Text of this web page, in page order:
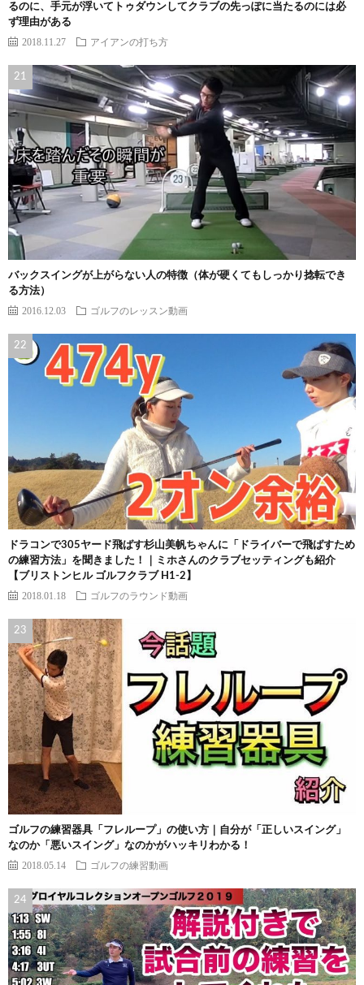
るのに、手元が浮いてトゥダウンしてクラブの先っぽに当たるのには必
ず理由がある
2018.11.27 アイアンの打ち方
バックスイングが上がらない人の特徴（体が硬くてもしっかり捻転でき
る方法）
2016.12.03 ゴルフのレッスン動画
ドラコンで305ヤード飛ばす杉山美帆ちゃんに「ドライバーで飛ばすため
の練習方法」を聞きました！｜ミホさんのクラブセッティングも紹介
【ブリストンヒル ゴルフクラブ H1-2】
2018.01.18 ゴルフのラウンド動画
ゴルフの練習器具「フレループ」の使い方｜自分が「正しいスイング」
なのか「悪いスイング」なのかがハッキリわかる！
2018.05.14 ゴルフの練習動画